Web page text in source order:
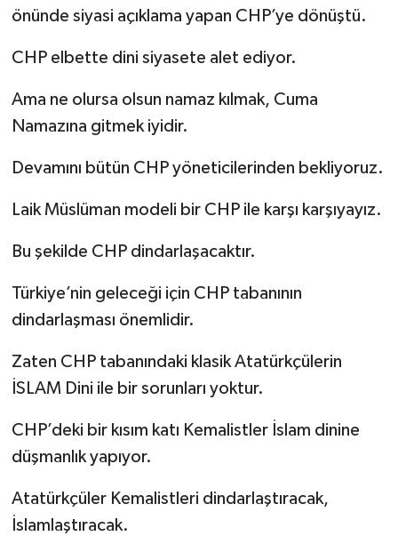
önünde siyasi açıklama yapan CHP’ye dönüştü.
CHP elbette dini siyasete alet ediyor.
Ama ne olursa olsun namaz kılmak, Cuma
Namazına gitmek iyidir.
Devamını bütün CHP yöneticilerinden bekliyoruz.
Laik Müslüman modeli bir CHP ile karşı karşıyayız.
Bu şekilde CHP dindarlaşacaktır.
Türkiye’nin geleceği için CHP tabanının
dindarlaşması önemlidir.
Zaten CHP tabanındaki klasik Atatürkçülerin
İSLAM Dini ile bir sorunları yoktur.
CHP’deki bir kısım katı Kemalistler İslam dinine
düşmanlık yapıyor.
Atatürkçüler Kemalistleri dindarlaştıracak,
İslamlaştıracak.